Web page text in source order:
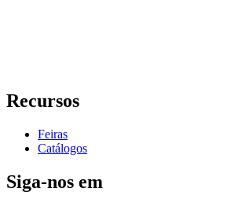
Recursos
Feiras
Catálogos
Siga-nos em